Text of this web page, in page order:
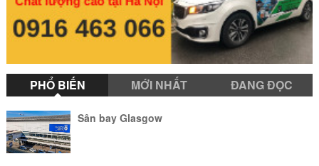
PHỔ BIẾN MỚI NHẤT ĐANG ĐỌC
Sân bay Glasgow